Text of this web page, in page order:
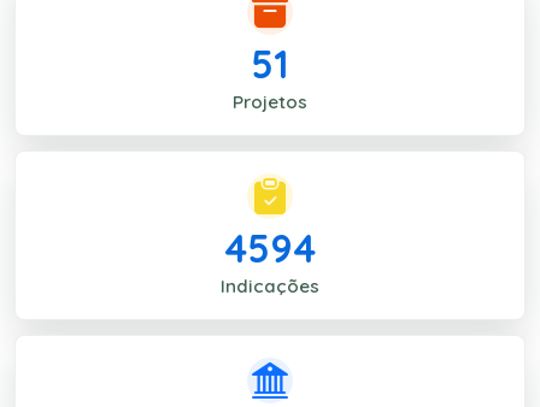
51
Projetos
4594
Indicações